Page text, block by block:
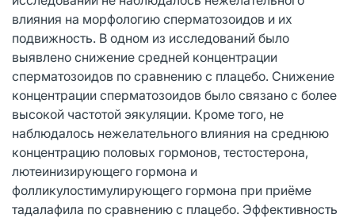
влияния на морфологию сперматозоидов и их
подвижность. В одном из исследований было
выявлено снижение средней концентрации
сперматозоидов по сравнению с плацебо. Снижение
концентрации сперматозоидов было связано с более
высокой частотой эякуляции. Кроме того, не
наблюдалось нежелательного влияния на среднюю
концентрацию половых гормонов, тестостерона,
лютеинизирующего гормона и
фолликулостимулирующего гормона при приёме
тадалафила по сравнению с плацебо. Эффективность